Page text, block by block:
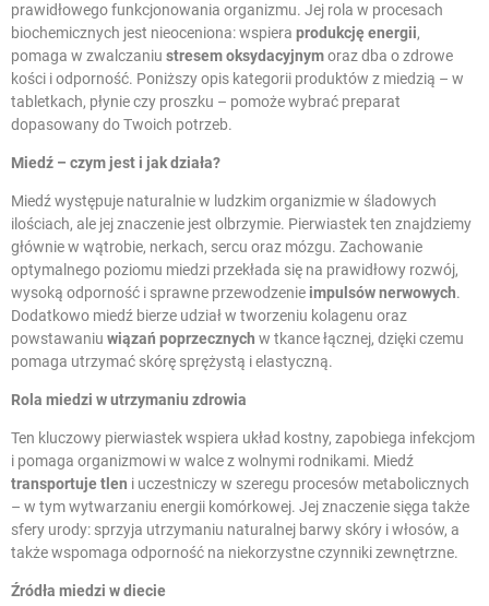
prawidłowego funkcjonowania organizmu. Jej rola w procesach
biochemicznych jest nieoceniona: wspiera produkcję energii,
pomaga w zwalczaniu stresem oksydacyjnymoraz dba o zdrowe
kości i odporność. Poniższy opis kategorii produktów z miedzią – w
tabletkach, płynie czy proszku – pomoże wybrać preparat
dopasowany do Twoich potrzeb.
Miedź – czym jest i jak działa?
Miedź występuje naturalnie w ludzkim organizmie w śladowych
ilościach, ale jej znaczenie jest olbrzymie. Pierwiastek ten znajdziemy
głównie w wątrobie, nerkach, sercu oraz mózgu. Zachowanie
optymalnego poziomu miedzi przekłada się na prawidłowy rozwój,
wysoką odporność i sprawne przewodzenie impulsów nerwowych.
Dodatkowo miedź bierze udział w tworzeniu kolagenu oraz
powstawaniu wiązań poprzecznych w tkance łącznej, dzięki czemu
pomaga utrzymać skórę sprężystą i elastyczną.
Rola miedzi w utrzymaniu zdrowia
Ten kluczowy pierwiastek wspiera układ kostny, zapobiega infekcjom
i pomaga organizmowi w walce z wolnymi rodnikami. Miedź
transportuje tlen i uczestniczy w szeregu procesów metabolicznych
– w tym wytwarzaniu energii komórkowej. Jej znaczenie sięga także
sfery urody: sprzyja utrzymaniu naturalnej barwy skóry i włosów, a
także wspomaga odporność na niekorzystne czynniki zewnętrzne.
Źródła miedzi w diecie